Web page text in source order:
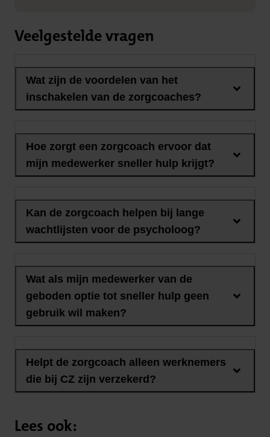
Veelgestelde vragen
Wat zijn de voordelen van het
inschakelen van de zorgcoaches?
Hoe zorgt een zorgcoach ervoor dat
mijn medewerker sneller hulp krijgt?
Kan de zorgcoach helpen bij lange
wachtlijsten voor de psycholoog?
Wat als mijn medewerker van de
geboden optie tot sneller hulp geen
gebruik wil maken?
Helpt de zorgcoach alleen werknemers
die bij CZ zijn verzekerd?
Lees ook: